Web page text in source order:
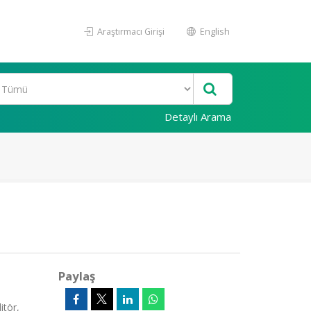
Araştırmacı Girişi English
Detaylı Arama
Paylaş